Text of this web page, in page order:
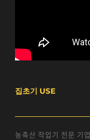
집초기 USE
농축산 작업기 전문 기업